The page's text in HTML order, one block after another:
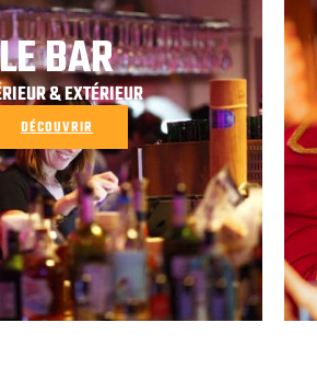
LE BAR
& EXTÉRIEUR
DÉCOUVRIR